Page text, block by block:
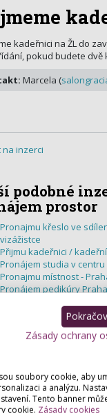
kadeřnici na ŽL do
pokud budete dvě
Marcela (
na inzerci
podobné
prostor
Pronajmu křeslo ve
vizážistce
Přijmu kadeřnici /
Pronájem studia v centru
Pronajmu místnost -
Pronájem pedikúry
Hledám pro své služby
Praze 10
Akutně hledám
Hledám vlasti prostor
Praha 3
Pronájem beauty studia
Kosmeticke sluzby
Zásady ochrany
soubory cookie, aby
a analýzu.
Tento banner
cookie. Zásady cookies